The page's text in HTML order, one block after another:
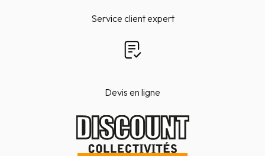
Service client expert
Devis en ligne